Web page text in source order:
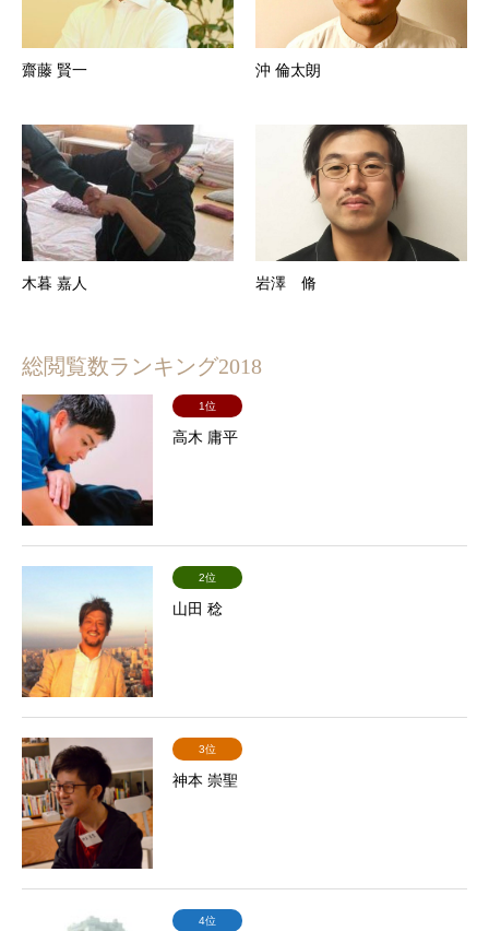
齋藤 賢一 沖 倫太朗
木暮 嘉人 岩澤 脩
総閲覧数ランキング2018
1位
高木 庸平
2位
山田 稔
3位
神本 崇聖
4位